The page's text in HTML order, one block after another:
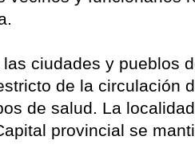
ciudades y pueblos
de la circulación
de salud. La
provincial se